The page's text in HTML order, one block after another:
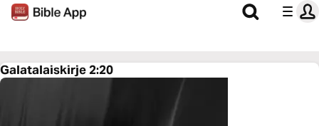
Galatalaiskirje 2:20